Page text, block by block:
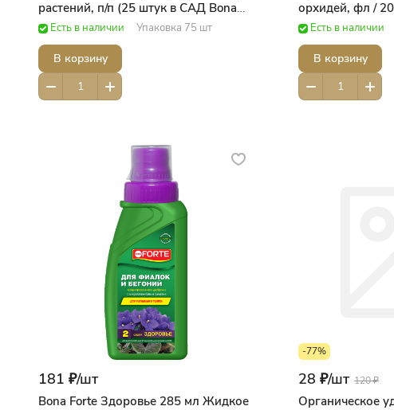
растений, п/п (25 штук в САД Bona
ForteДобрая сила
Есть в наличии Упаковка 75 шт
В корзину
орхидей, фл /
ForteДобрая
Есть в наличии
В корзину
181 ₽/шт
Bona Forte Здоровье 285 мл Жидкое
-77%
28 ₽/шт 120 ₽
Органическое